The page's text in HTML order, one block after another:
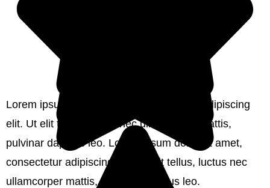
Lorem ipsum dolor sit amet, consectetur adipiscing
elit. Ut elit tellus, luctus nec ullamcorper mattis,
pulvinar dapibus leo. Lorem ipsum dolor sit amet,
consectetur adipiscing elit. Ut elit tellus, luctus nec
ullamcorper mattis, pulvinar dapibus leo.